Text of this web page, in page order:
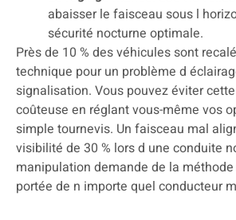
abaisser le faisceau sous l
sécurité nocturne optimale.
Près de 10 % des véhicules sont
technique pour un problème d
signalisation. Vous pouvez éviter
coûteuse en réglant vous-même vos
simple tournevis. Un faisceau mal
visibilité de 30 % lors d une conduite
manipulation demande de la
portée de n importe quel conducteur